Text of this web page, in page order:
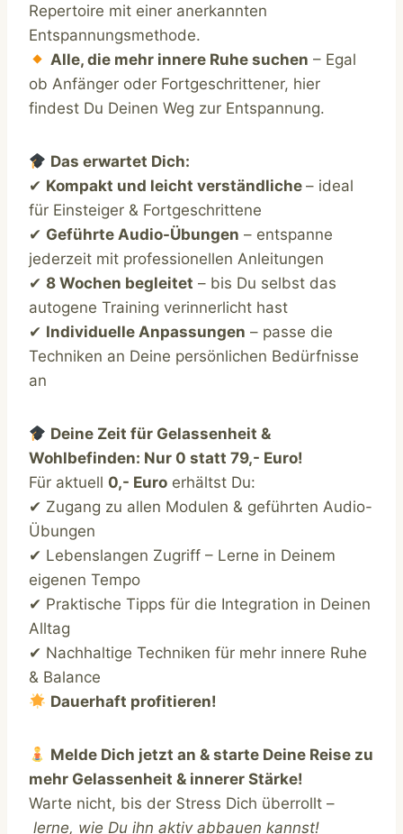
Repertoire mit einer anerkannten
Entspannungsmethode.
Alle, die mehr innere Ruhe suchen – Egal
ob Anfänger oder Fortgeschrittener, hier
findest Du Deinen Weg zur Entspannung.
Das erwartet Dich:
✔ Kompakt und leicht verständliche – ideal
für Einsteiger & Fortgeschrittene
✔ Geführte Audio-Übungen – entspanne
jederzeit mit professionellen Anleitungen
✔ 8 Wochen begleitet – bis Du selbst das
autogene Training verinnerlicht hast
✔ Individuelle Anpassungen – passe die
Techniken an Deine persönlichen Bedürfnisse
an
Deine Zeit für Gelassenheit &
Wohlbefinden: Nur 0 statt 79,- Euro!
Für aktuell 0,- Euro erhältst Du:
✔ Zugang zu allen Modulen & geführten Audio-
Übungen
✔ Lebenslangen Zugriff – Lerne in Deinem
eigenen Tempo
✔ Praktische Tipps für die Integration in Deinen
Alltag
✔ Nachhaltige Techniken für mehr innere Ruhe
& Balance
Dauerhaft profitieren!
Melde Dich jetzt an & starte Deine Reise zu
mehr Gelassenheit & innerer Stärke!
Warte nicht, bis der Stress Dich überrollt –
lerne, wie Du ihn aktiv abbauen kannst!